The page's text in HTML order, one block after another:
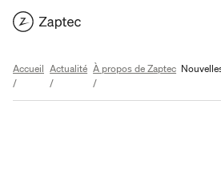
Accueil
/
Actualité
/
À propos de Zaptec
/